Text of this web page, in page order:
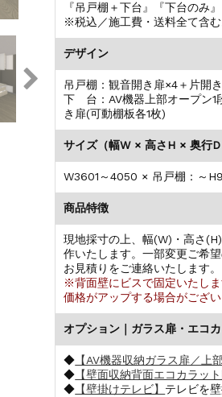
『吊戸棚＋下台』『下台のみ
※税込／施工費・送料全て含
デザイン
吊戸棚：観音開き扉×4＋片開
下 台：AV機器上部オープン1
き扉(可動棚板各1枚)
サイズ（幅W × 高さH × 奥行D
W3601～4050 × 吊戸棚：～
商品特徴
現地採寸の上、幅(W)・高さ
作いたします。一部変更ご希
お見積りをご連絡いたします。
※背面壁にビスで固定いたし
価格がアップする場合がござ
オプション｜ガラス扉・エコ
◆ 【AV機器収納ガラス扉／上
◆ 【壁面収納背面エコカラット
◆ 【壁掛けテレビ】 テレビを